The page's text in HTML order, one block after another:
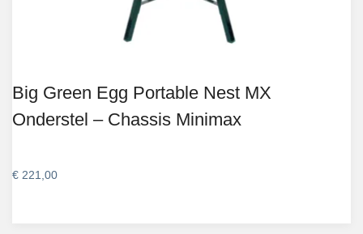
Big Green Egg Portable Nest MX
Onderstel – Chassis Minimax
€ 221,00